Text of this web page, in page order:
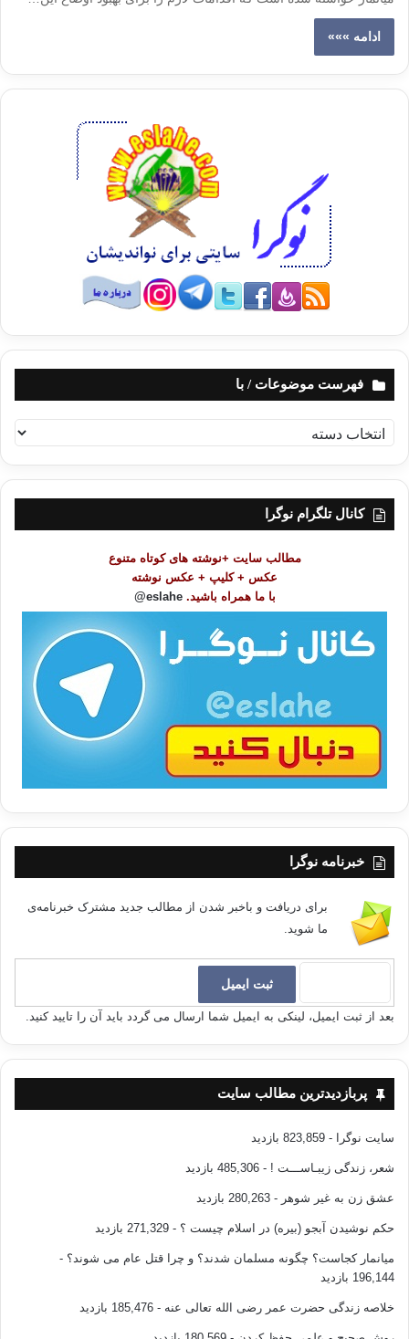
ادامه »»»
فهرست موضوعات / با
ه
ر
کانال تلگرام نوگرا
مطالب سایت +نوشته های کوتاه متنوع
عکس + کلیپ + عکس نوشته
با ما همراه باشید. eslahe@
خبرنامه نوگرا
برای دریافت و باخبر شدن از مطالب جدید مشترک خبرنامه‌ی
ما شوید.
بعد از ثبت ایمیل، لینکی به ایمیل شما ارسال می گردد باید آن را تایید کنید.
پربازدیدترین مطالب سایت
سایت نوگرا - 823,859 بازدید
شعر، زندگی زیبـاســـت ! - 485,306 بازدید
عشق زن به غیر شوهر - 280,263 بازدید
حکم نوشیدن آبجو (بیره) در اسلام چیست ؟ - 271,329 بازدید
میانمار کجاست؟ چگونه مسلمان شدند؟ و چرا قتل عام می شوند؟ -
196,144 بازدید
خلاصه زندگی حضرت عمر رضی الله تعالی عنه - 185,476 بازدید